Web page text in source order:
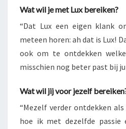
Wat wil je met Lux bereiken?
“Dat Lux een eigen klank
meteen horen: ah dat is Lux!
ook om te ontdekken
misschien nog beter past bij
Wat wil jij voor jezelf
“Mezelf verder ontdekken
hoe ik met dezelfde passie